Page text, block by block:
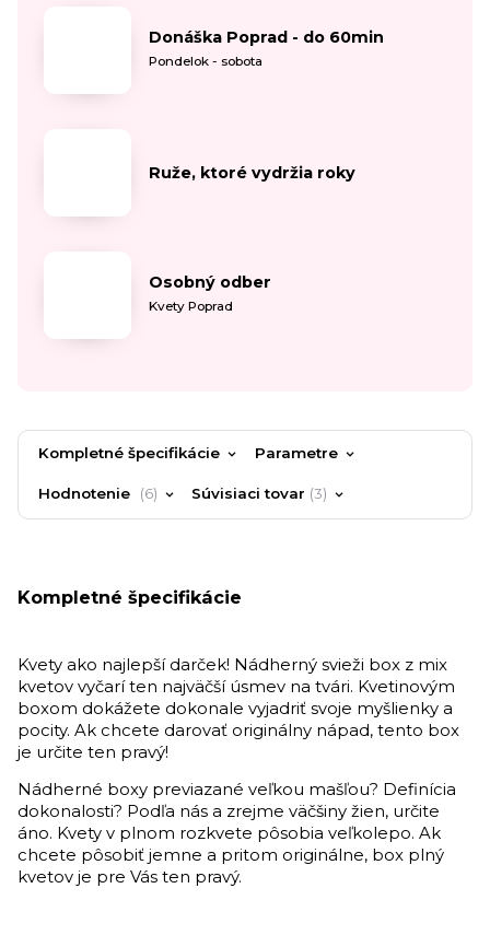
Donáška Poprad - do 60min
Pondelok - sobota
Ruže, ktoré vydržia roky
Osobný odber
Kvety Poprad
Kompletné špecifikácie Parametre
Hodnotenie 6 Súvisiaci tovar 3
Kompletné špecifikácie
Kvety ako najlepší darček! Nádherný svieži box z mix
kvetov vyčarí ten najväčší úsmev na tvári. Kvetinovým
boxom dokážete dokonale vyjadriť svoje myšlienky a
pocity. Ak chcete darovať originálny nápad, tento box
je určite ten pravý!
Nádherné boxy previazané veľkou mašľou? Definícia
dokonalosti? Podľa nás a zrejme väčšiny žien, určite
áno. Kvety v plnom rozkvete pôsobia veľkolepo. Ak
chcete pôsobiť jemne a pritom originálne, box plný
kvetov je pre Vás ten pravý.